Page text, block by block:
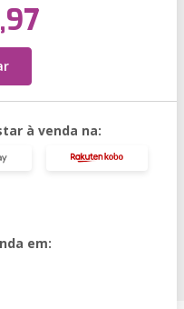
à venda na:
em: